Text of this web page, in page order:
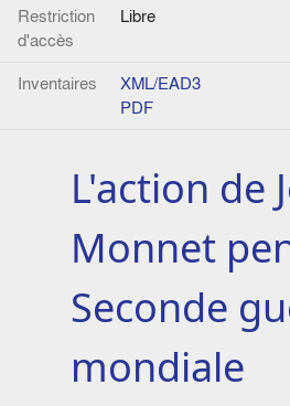
Restriction
d'accès
Libre
Inventaires
XML/EAD3
PDF
L'action de
Monnet
Seconde
mondiale